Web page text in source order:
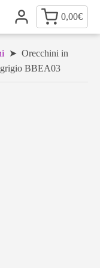
0,00€
➤ Orecchini in
grigio BBEA03